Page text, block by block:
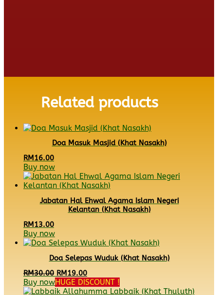
Related products
Doa Masuk Masjid (Khat Nasakh)
RM 16.00
Buy now
Jabatan Hal Ehwal Agama Islam Negeri
Kelantan (Khat Nasakh)
RM 13.00
Buy now
Doa Selepas Wuduk (Khat Nasakh)
RM30.00 Original
price
was:
RM19.00Current
price
is:
Buy nowHUGE DISCOUNT !